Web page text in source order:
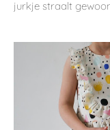
jurkje straalt